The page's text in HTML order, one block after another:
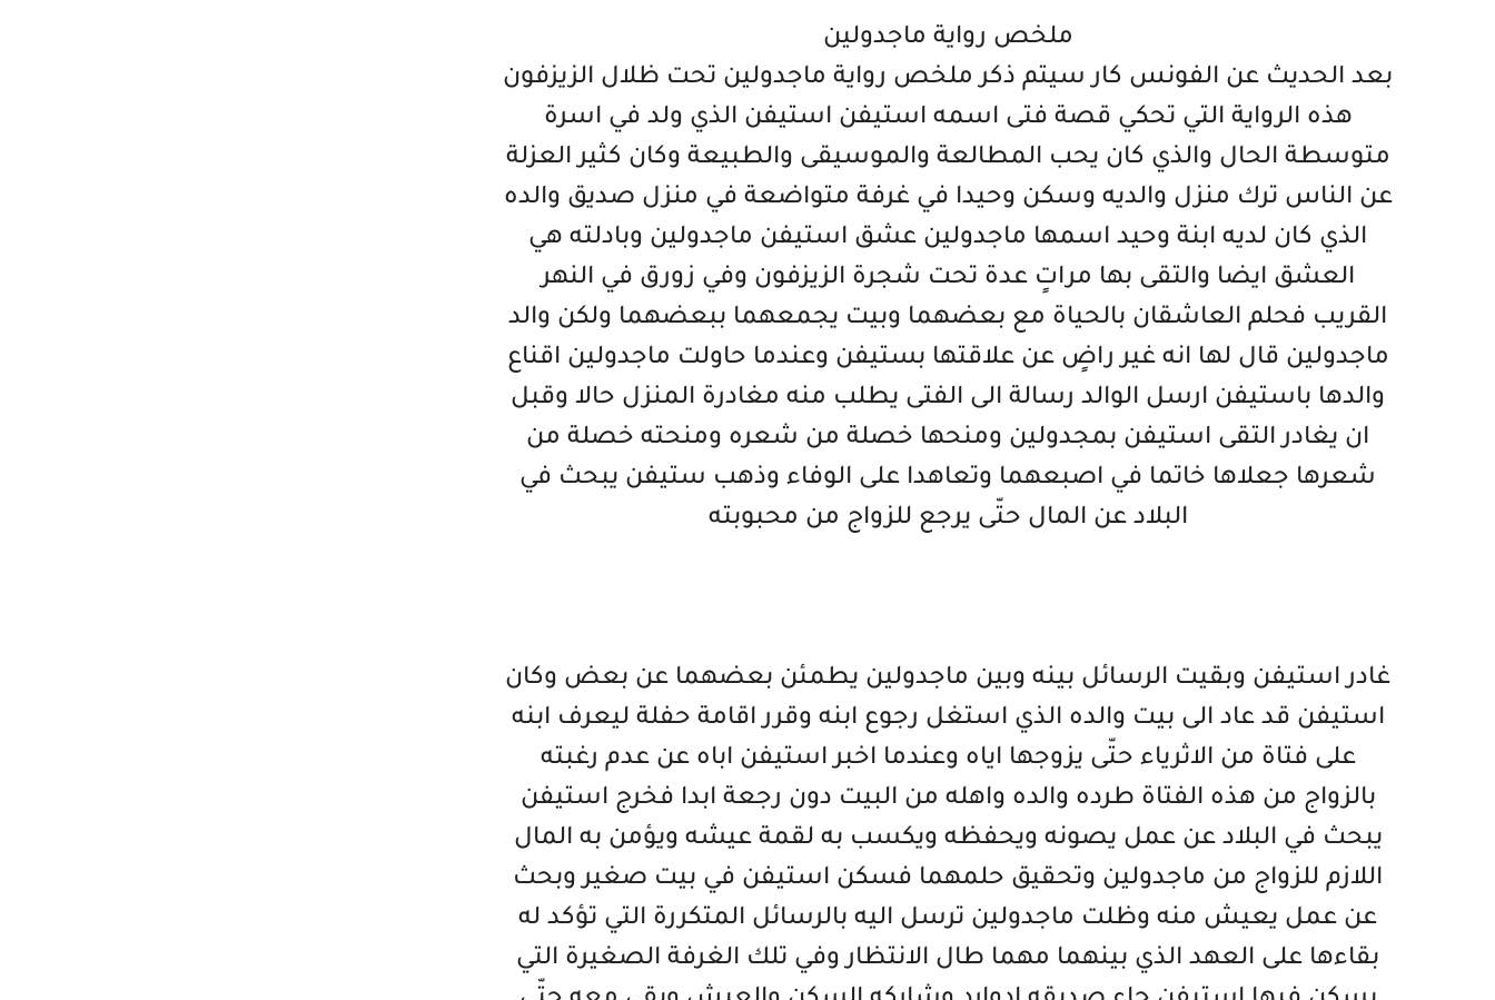
ملخص رواية ماجدولين
بعد الحديث عن الفونس كار سيتم ذكر ملخص رواية ماجدولين تحت ظلال الزيزفون
هذه الرواية التي تحكي قصة فتى اسمه استيفن استيفن الذي ولد في اسرة
متوسطة الحال والذي كان يحب المطالعة والموسيقى والطبيعة وكان كثير العزلة
عن الناس ترك منزل والديه وسكن وحيدا في غرفة متواضعة في منزل صديق والده
الذي كان لديه ابنة وحيد اسمها ماجدولين عشق استيفن ماجدولين وبادلته هي
العشق ايضا والتقى بها مراتٍ عدة تحت شجرة الزيزفون وفي زورق في النهر
القريب فحلم العاشقان بالحياة مع بعضهما وبيت يجمعهما ببعضهما ولكن والد
ماجدولين قال لها انه غير راضٍ عن علاقتها بستيفن وعندما حاولت ماجدولين اقناع
والدها باستيفن ارسل الوالد رسالة الى الفتى يطلب منه مغادرة المنزل حالا وقبل
ان يغادر التقى استيفن بمجدولين ومنحها خصلة من شعره ومنحته خصلة من
شعرها جعلاها خاتما في اصبعهما وتعاهدا على الوفاء وذهب ستيفن يبحث في
البلاد عن المال حتّى يرجع للزواج من محبوبته
غادر استيفن وبقيت الرسائل بينه وبين ماجدولين يطمئن بعضهما عن بعض وكان
استيفن قد عاد الى بيت والده الذي استغل رجوع ابنه وقرر اقامة حفلة ليعرف ابنه
على فتاة من الاثرياء حتّى يزوجها اياه وعندما اخبر استيفن اباه عن عدم رغبته
بالزواج من هذه الفتاة طرده والده واهله من البيت دون رجعة ابدا فخرج استيفن
يبحث في البلاد عن عمل يصونه ويحفظه ويكسب به لقمة عيشه ويؤمن به المال
اللازم للزواج من ماجدولين وتحقيق حلمهما فسكن استيفن في بيت صغير وبحث
عن عمل يعيش منه وظلت ماجدولين ترسل اليه بالرسائل المتكررة التي تؤكد له
بقاءها على العهد الذي بينهما مهما طال الانتظار وفي تلك الغرفة الصغيرة التي